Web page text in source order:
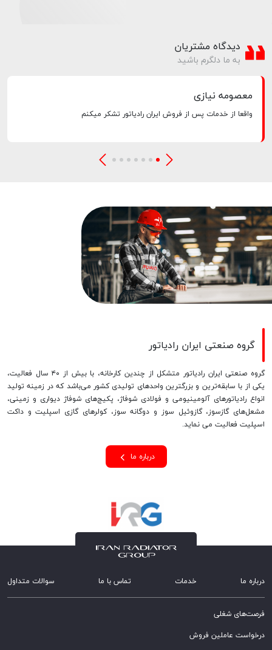
دیدگاه مشتریان
به ما دلگرم باشید
معصومه نیازی
واقعا از خدمات پس از فروش ایران رادیاتور تشکر میکنم
گروه صنعتی ایران رادیاتور
گروه صنعتی ایران رادیاتور متشكل از چندین کارخانه، با بیش از ۴۰ سال فعالیت،
یکی از با سابقه‌ترین و بزرگترین واحدهای تولیدی کشور می‌باشد که در زمینه تولید
انواع رادیاتورهای آلومینیومی و فولادی شوفاژ، پکیج‌های شوفاژ دیواری و زمینی،
مشعل‌های گازسوز، گازوئیل سوز و دوگانه سوز، کولرهای گازی اسپلیت و داکت
اسپلیت فعالیت می نماید.
درباره ما
درباره ما خدمات تماس با ما سوالات متداول
فرصت‌های شغلی
درخواست عاملین فروش